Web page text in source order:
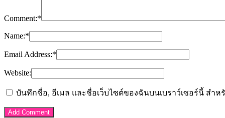
Comment:*
Name:*
Email Address:*
Website:
บันทึกชื่อ, อีเมล และชื่อเว็บไซต์ของฉันบนเบราว์เซอร์นี้ สำห